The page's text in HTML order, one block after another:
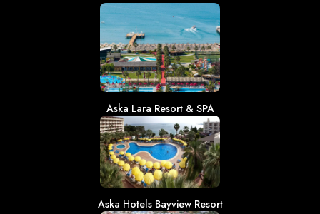
Aska Lara Resort & SPA
Aska Hotels Bayview Resort